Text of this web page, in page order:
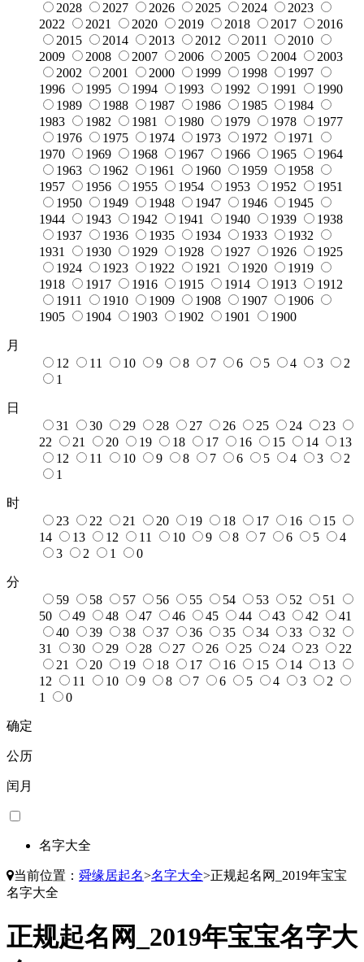
2028
2027 2026 2025 2024
2023
2022
2021 2020 2019 2018 2017
2016
2015
2014 2013 2012 2011
2010
2009
2008 2007 2006 2005 2004
2003
2002
2001 2000 1999 1998
1997
1996
1995 1994 1993 1992 1991
1990
1989
1988 1987 1986 1985
1984
1983
1982 1981 1980 1979 1978
1977
1976
1975 1974 1973 1972
1971
1970
1969 1968 1967 1966 1965
1964
1963
1962 1961 1960 1959
1958
1957
1956 1955 1954 1953 1952
1951
1950
1949 1948 1947 1946
1945
1944
1943 1942 1941 1940 1939
1938
1937
1936 1935 1934 1933
1932
1931
1930 1929 1928 1927 1926
1925
1924
1923 1922 1921 1920
1919
1918
1917 1916 1915 1914 1913
1912
1911
1910 1909 1908 1907
1906
1905
1904 1903 1902 1901 1900
月
12
11 10 9 8 7 6 5 4 3
2
1
日
31
30 29 28 27 26 25 24
23
22
21 20 19 18 17 16 15 14
13
12
11 10 9 8 7 6 5 4 3
2
1
时
23
22 21 20 19 18 17 16
15
14
13 12 11 10 9 8 7 6 5
4
3
2 1 0
分
59
58 57 56 55 54 53 52
51
50
49 48 47 46 45 44 43 42
41
40
39 38 37 36 35 34 33
32
31
30 29 28 27 26 25 24 23
22
21
20 19 18 17 16 15 14
13
12
11 10 9 8 7 6 5 4 3
2
1
0
确定
公历
闰月
名字大全
当前位置： 舜缘居起名>名字大全>正规起名网_2019年宝宝
名字大全
正规起名网_2019年宝宝名字大